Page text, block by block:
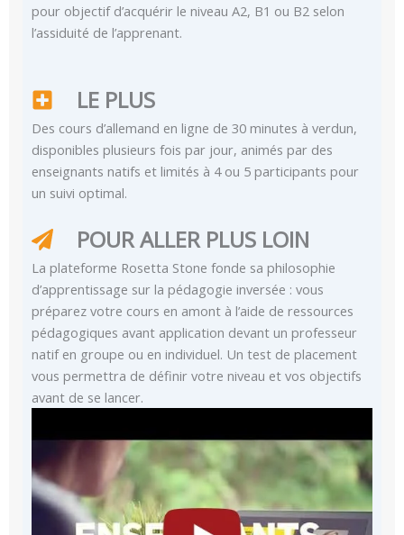
pour objectif d’acquérir le niveau A2, B1 ou B2 selon
l’assiduité de l’apprenant.
LE PLUS
Des cours d’allemand en ligne de 30 minutes à verdun,
disponibles plusieurs fois par jour, animés par des
enseignants natifs et limités à 4 ou 5 participants pour
un suivi optimal.
POUR ALLER PLUS LOIN
La plateforme Rosetta Stone fonde sa philosophie
d’apprentissage sur la pédagogie inversée : vous
préparez votre cours en amont à l’aide de ressources
pédagogiques avant application devant un professeur
natif en groupe ou en individuel. Un test de placement
vous permettra de définir votre niveau et vos objectifs
avant de se lancer.